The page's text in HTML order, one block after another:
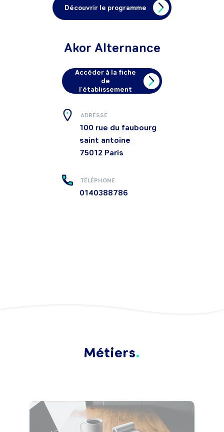
Découvrir le programme
Akor Alternance
Accéder à la fiche
de
l'établissement
ADRESSE
100 rue du faubourg
saint antoine
75012 Paris
TÉLÉPHONE
0140388786
Métiers